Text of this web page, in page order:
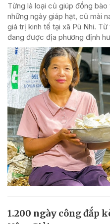
Từng là loại củ giúp đồng
những ngày giáp hạt, củ mài
giá trị kinh tế tại xã Pù Nhi.
đang được địa phương định
1.200 ngày công đắp